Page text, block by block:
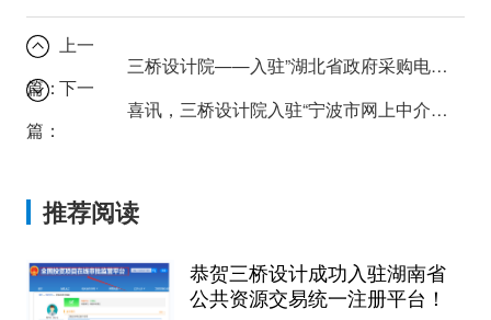
上一
篇：
三桥设计院——入驻”湖北省政府采购电子平台”
下一
篇：
喜讯，三桥设计院入驻“宁波市网上中介超市”啦
推荐阅读
恭贺三桥设计成功入驻湖南省
公共资源交易统一注册平台！